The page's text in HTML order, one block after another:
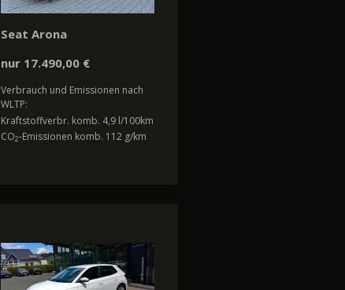
Seat Arona
nur 17.490,00 €
Verbrauch und Emissionen nach
WLTP:
Kraftstoffverbr. komb. 4,9 l/100km
CO2-Emissionen komb. 112 g/km